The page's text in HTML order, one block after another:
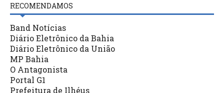
RECOMENDAMOS
Band Notícias
Diário Eletrônico da Bahia
Diário Eletrônico da União
MP Bahia
O Antagonista
Portal G1
Prefeitura de Ilhéus